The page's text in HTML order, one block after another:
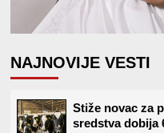
NAJNOVIJE VESTI